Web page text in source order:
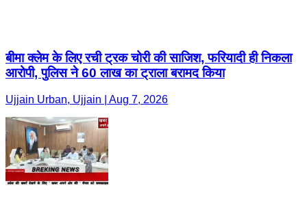
बीमा क्लेम के लिए रची ट्रक चोरी की साजिश, फरियादी ही निकला
आरोपी, पुलिस ने 60 लाख का ट्राला बरामद किया
Ujjain Urban, Ujjain | Aug 7, 2026